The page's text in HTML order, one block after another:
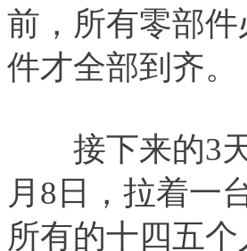
前，所有零部
件才全部到齐。
接下来的3天
月8日，拉着一
所有的十四五